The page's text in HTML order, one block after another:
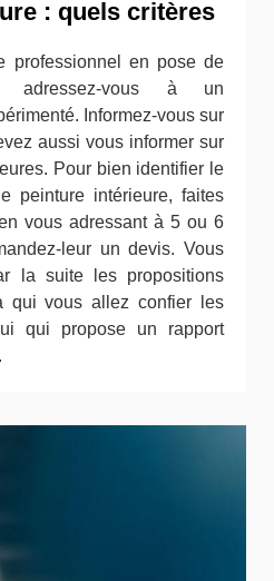
: quels critères
professionnel en pose de
adressez-vous à un
Informez-vous sur
aussi vous informer sur
Pour bien identifier le
peinture intérieure, faites
vous adressant à 5 ou 6
leur un devis. Vous
la suite les propositions
qui vous allez confier les
qui propose un rapport